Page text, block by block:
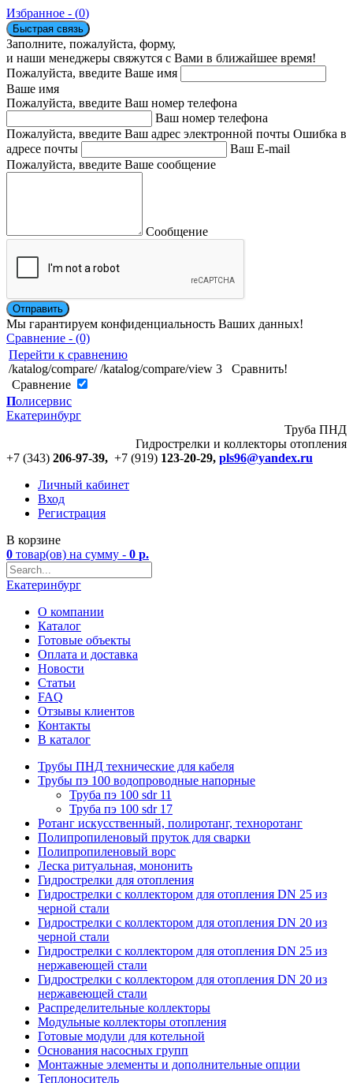
Избранное - (0)
Быстрая связь
Заполните, пожалуйста, форму,
и наши менеджеры свяжутся с Вами в ближайшее время!
Пожалуйста, введите Ваше имя
Ваше имя
Пожалуйста, введите Ваш номер телефона
Ваш номер телефона
Пожалуйста, введите Ваш адрес электронной почты Ошибка в
адресе почты
Ваш E-mail
Пожалуйста, введите Ваше сообщение
Сообщение
Мы гарантируем конфиденциальность Ваших данных!
Сравнение - (0)
Перейти к сравнению
/katalog/compare/ /katalog/compare/view 3
Сравнить!
Cравнение
Полисервис
Екатеринбург
Труба ПНД
Гидрострелки и коллекторы отопления
+7 (343) 206-97-39, +7 (919) 123-20-29, pls96@yandex.ru
Личный кабинет
Вход
Регистрация
В корзине
0 товар(ов) на сумму - 0 р.
Екатеринбург
О компании
Каталог
Готовые объекты
Оплата и доставка
Новости
Статьи
FAQ
Отзывы клиентов
Контакты
В каталог
Трубы ПНД технические для кабеля
Трубы пэ 100 водопроводные напорные
Труба пэ 100 sdr 11
Труба пэ 100 sdr 17
Ротанг искусственный, полиротанг, техноротанг
Полипропиленовый пруток для сварки
Полипропиленовый ворс
Леска ритуальная, мононить
Гидрострелки для отопления
Гидрострелки с коллектором для отопления DN 25 из
черной стали
Гидрострелки с коллектором для отопления DN 20 из
черной стали
Гидрострелки с коллектором для отопления DN 25 из
нержавеющей стали
Гидрострелки с коллектором для отопления DN 20 из
нержавеющей стали
Распределительные коллекторы
Модульные коллекторы отопления
Готовые модули для котельной
Основания насосных групп
Монтажные элементы и дополнительные опции
Теплоноситель